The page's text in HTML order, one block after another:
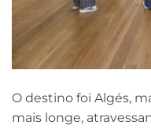
O destino foi Algés,
mais longe,